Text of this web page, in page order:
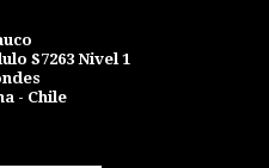
S7263 Nivel 1
- Chile